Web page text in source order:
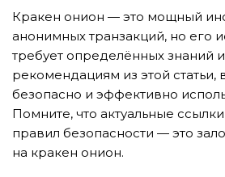
Кракен онион — это мощный
анонимных транзакций, но его
требует определённых знаний
рекомендациям из этой статьи,
безопасно и эффективно
Помните, что актуальные
правил безопасности — это
на кракен онион.